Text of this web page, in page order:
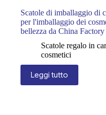
Scatole di imballaggio di
per l'imballaggio dei
bellezza da China Factory
Scatole regalo in
cosmetici
Leggi tutto